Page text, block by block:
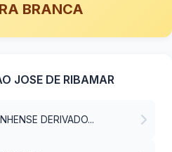
BRANCA
JOSE DE RIBAMAR
DERIVADO...